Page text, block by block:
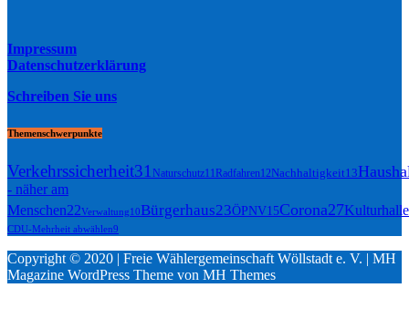
Impressum
Datenschutzerklärung
Schreiben Sie uns
Themenschwerpunkte
Verkehrssicherheit31Naturschutz11Radfahren12Nachhaltigkeit13
- näher am
Menschen22Verwaltung10Bürgerhaus23ÖPNV15Corona27Kulturhalle
CDU-Mehrheit abwählen9
Copyright © 2020 | Freie Wählergemeinschaft Wöllstadt e. V. | MH
Magazine WordPress Theme von MH Themes